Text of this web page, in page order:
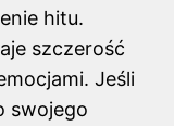
hitu.
szczerość
Jeśli
swojego